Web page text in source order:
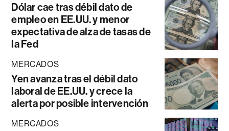
Dólar cae tras débil dato de
empleo en EE.UU. y menor
expectativa de alza de tasas de
la Fed
MERCADOS
Yen avanza tras el débil dato
laboral de EE.UU. y crece la
alerta por posible intervención
MERCADOS